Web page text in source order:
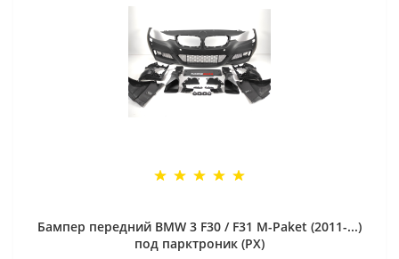
Бампер передний BMW 3 F30 / F31 M-Paket (2011-...)
под парктроник (PX)